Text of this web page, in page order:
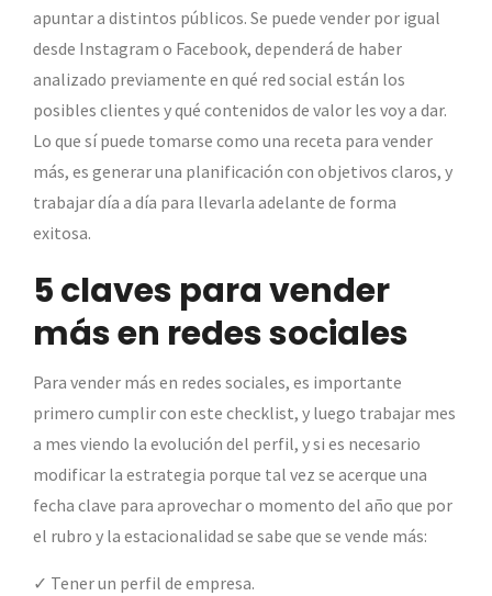
apuntar a distintos públicos. Se puede vender por igual
desde Instagram o Facebook, dependerá de haber
analizado previamente en qué red social están los
posibles clientes y qué contenidos de valor les voy a dar.
Lo que sí puede tomarse como una receta para vender
más, es generar una planificación con objetivos claros, y
trabajar día a día para llevarla adelante de forma
exitosa.
5 claves para vender
más en redes sociales
Para vender más en redes sociales, es importante
primero cumplir con este checklist, y luego trabajar mes
a mes viendo la evolución del perfil, y si es necesario
modificar la estrategia porque tal vez se acerque una
fecha clave para aprovechar o momento del año que por
el rubro y la estacionalidad se sabe que se vende más:
✓ Tener un perfil de empresa.